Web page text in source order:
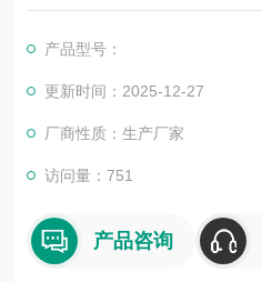
产品型号：
更新时间：2025-12-27
厂商性质：生产厂家
访问量：751
产品咨询